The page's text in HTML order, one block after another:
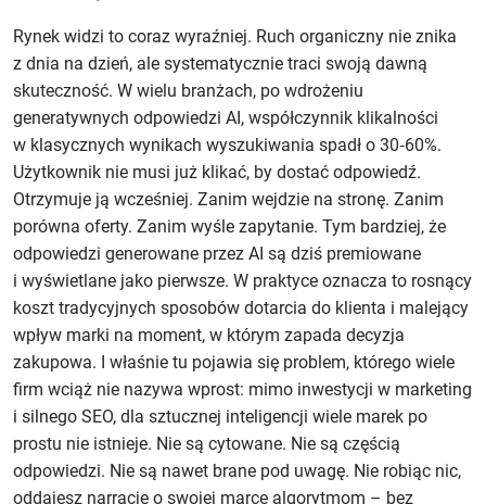
Rynek widzi to coraz wyraźniej. Ruch organiczny nie znika
z dnia na dzień, ale systematycznie traci swoją dawną
skuteczność. W wielu branżach, po wdrożeniu
generatywnych odpowiedzi AI, współczynnik klikalności
w klasycznych wynikach wyszukiwania spadł o 30‑60%.
Użytkownik nie musi już klikać, by dostać odpowiedź.
Otrzymuje ją wcześniej. Zanim wejdzie na stronę. Zanim
porówna oferty. Zanim wyśle zapytanie. Tym bardziej, że
odpowiedzi generowane przez AI są dziś premiowane
i wyświetlane jako pierwsze. W praktyce oznacza to rosnący
koszt tradycyjnych sposobów dotarcia do klienta i malejący
wpływ marki na moment, w którym zapada decyzja
zakupowa. I właśnie tu pojawia się problem, którego wiele
firm wciąż nie nazywa wprost: mimo inwestycji w marketing
i silnego SEO, dla sztucznej inteligencji wiele marek po
prostu nie istnieje. Nie są cytowane. Nie są częścią
odpowiedzi. Nie są nawet brane pod uwagę. Nie robiąc nic,
oddajesz narrację o swojej marce algorytmom – bez